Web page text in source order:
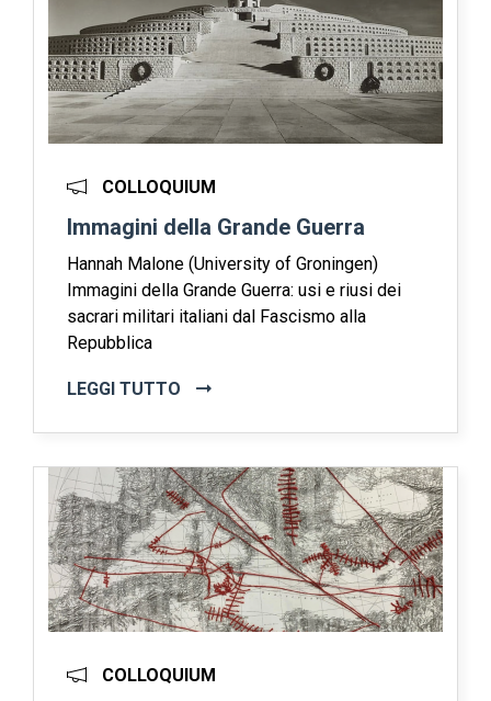
COLLOQUIUM
Immagini della Grande Guerra
Hannah Malone (University of Groningen)
Immagini della Grande Guerra: usi e riusi dei
sacrari militari italiani dal Fascismo alla
Repubblica
LEGGI TUTTO
COLLOQUIUM